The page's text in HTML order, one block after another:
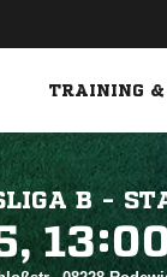
TRAINING &
B -
